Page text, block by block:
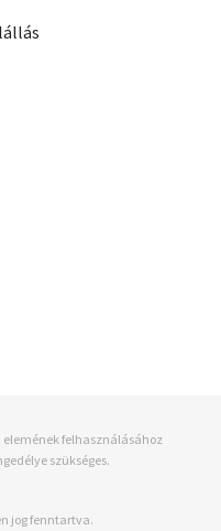
felhasználásához
szükséges.
jog fenntartva.